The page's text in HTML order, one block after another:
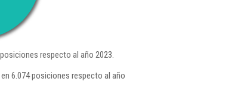
respecto al año 2023.
6.074 posiciones respecto al año